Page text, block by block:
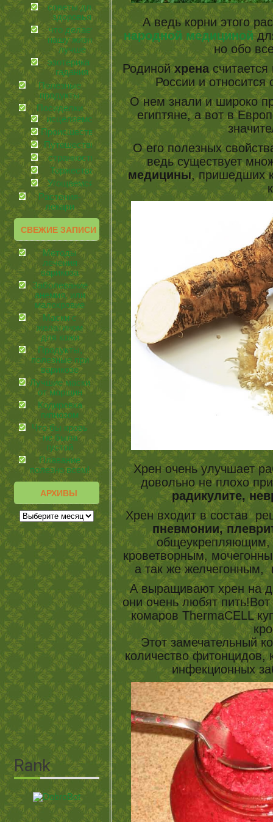
советы для
здоровья
что делает
нашу жизнь
лучше
эзотерика и
гадания
Полезные
продукты
Посиделки
иcцеляемся
Происшествия
Путешествия
странности
Торжества
Угощаемся!
Растения-
лекари
СВЕЖИЕ ЗАПИСИ
Методы
лечения
варикоза
Заболевание
анемия, или
малокровие
Маски с
желатином
для кожи
Продукты,
полезные при
варикозе
Лучшие маски
от морщин
Кодировка
гипнозом
Что бы кровь
не была
густой
Плавание
полезно всем!
АРХИВЫ
А ведь корни этого
народной медициной
но обо
Родинойхренасчитается
России и относится
О нем знали и широко
египтяне, а вот в
О его полезных
ведь существует
медицины, пришедших
Хрен очень улучшает
довольно не плохо
радикулите,
Хрен входит в состав
пневмонии,
общеукрепляющим,
кроветворным,
а так же желчегонным,
А выращивают хрен на
они очень любят
комаров ThermaCELL
Этот замечательный
количество
инфекционных